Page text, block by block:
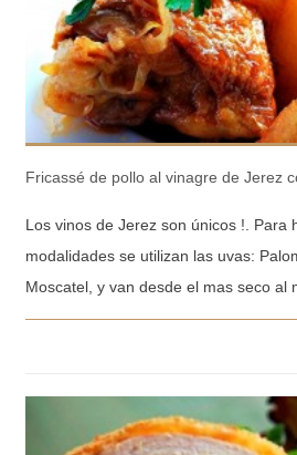
Fricassé de pollo al vinagre de Jerez
Los vinos de Jerez son únicos !. Para
modalidades se utilizan las uvas:
Moscatel, y van desde el mas seco al